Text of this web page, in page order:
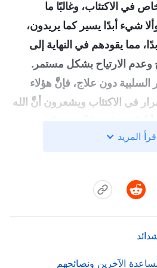
في الاكتئاب، وغالبًا ما
شيء أبدًا يسير كما يريدون،
مما يقودهم في النهاية إلى
وعدم الارتياح بشكل مستمر.
دون علاج، فإنَّ هؤلاء
في الاكتئاب ويشعرون أنَّ الله
دونهم. "لماذا دائمًا ما أشعر
في طريقي أبدًا؟ إن كلَّ ما
ترى الأمور بهذه الطريقة
ستقع في فخ الحظ الجيد
الفخ باستمرار ستشعر دائمًا
المزيد
الآخرين ونصائحهم